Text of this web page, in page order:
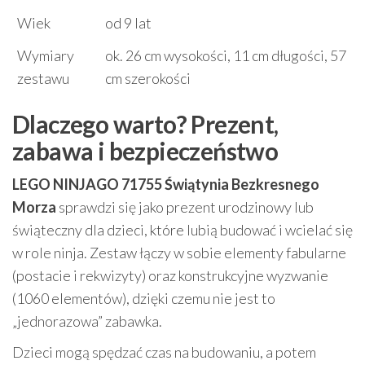
Wiek
od 9 lat
Wymiary
zestawu
ok. 26 cm wysokości, 11 cm długości, 57
cm szerokości
Dlaczego warto? Prezent,
zabawa i bezpieczeństwo
LEGO NINJAGO 71755 Świątynia Bezkresnego
Morza sprawdzi się jako prezent urodzinowy lub
świąteczny dla dzieci, które lubią budować i wcielać się
w role ninja. Zestaw łączy w sobie elementy fabularne
(postacie i rekwizyty) oraz konstrukcyjne wyzwanie
(1060 elementów), dzięki czemu nie jest to
„jednorazowa” zabawka.
Dzieci mogą spędzać czas na budowaniu, a potem